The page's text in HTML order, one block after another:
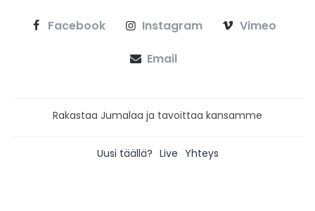
Facebook Instagram Vimeo
Email
Rakastaa Jumalaa ja tavoittaa kansamme
Uusi täällä? Live Yhteys